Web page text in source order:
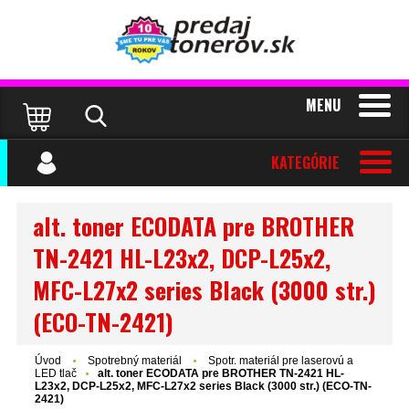
MENU
KATEGÓRIE
alt. toner ECODATA pre BROTHER
TN-2421 HL-L23x2, DCP-L25x2,
MFC-L27x2 series Black (3000 str.)
(ECO-TN-2421)
Úvod Spotrebný materiál
Spotr. materiál pre laserovú a
LED tlač
alt. toner ECODATA pre BROTHER TN-2421 HL-
L23x2, DCP-L25x2, MFC-L27x2 series Black (3000 str.) (ECO-TN-
2421)